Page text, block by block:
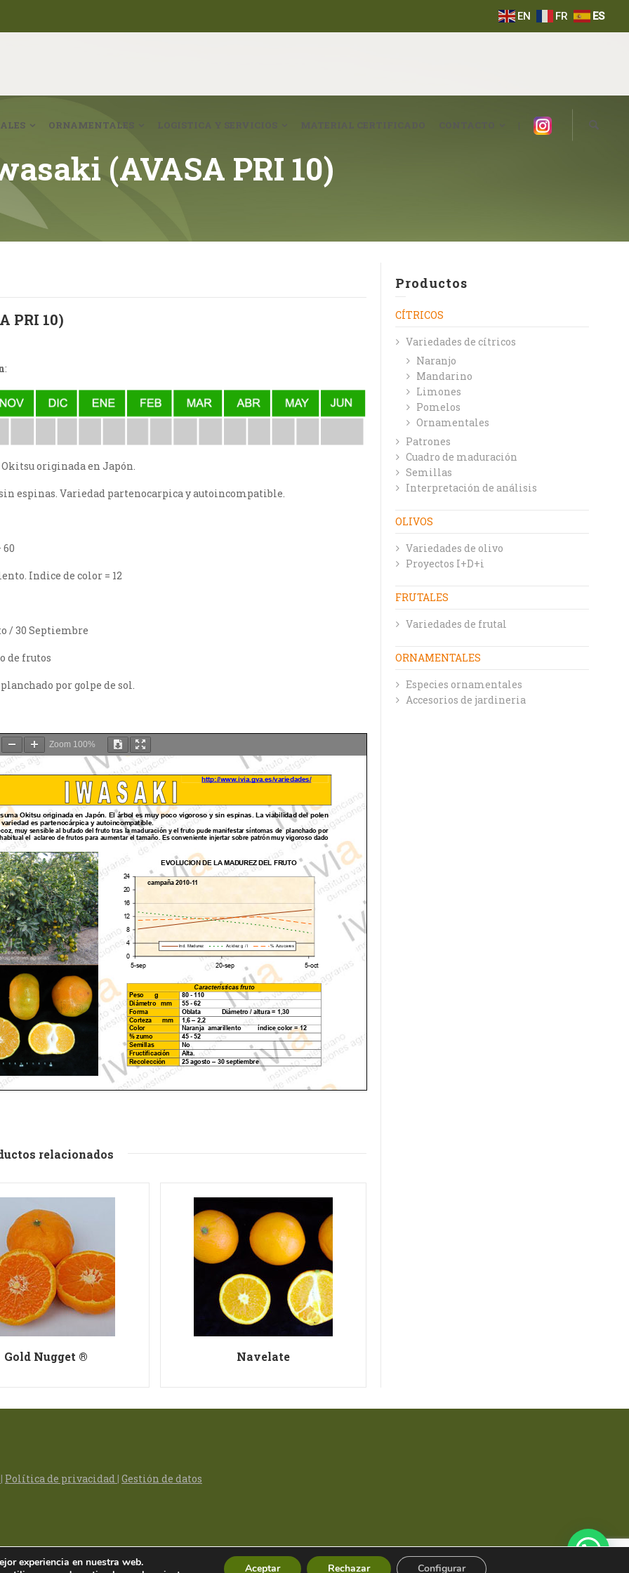
EN FR ES
ORNAMENTALES MATERIAL CERTIFICADO CONTACTO | Instagram
(AVASA PRI 10)
PRI 10)
:
originada en Japón.
espinas. Variedad partenocarpica y autoincompatible.
Indice de color = 12
/ 30 Septiembre
de frutos
por golpe de sol.
Zoom 100%
relacionados
Gold Nugget ® Navelate
Productos
CÍTRICOS
Variedades de cítricos
Naranjo
Mandarino
Limones
Pomelos
Ornamentales
Patrones
Cuadro de maduración
Semillas
Interpretación de análisis
OLIVOS
Variedades de olivo
Proyectos I+D+i
FRUTALES
Variedades de frutal
ORNAMENTALES
Especies ornamentales
Accesorios de jardineria
| Política de privacidad | Gestión de datos
experiencia en nuestra web.
Aceptar Rechazar Configurar